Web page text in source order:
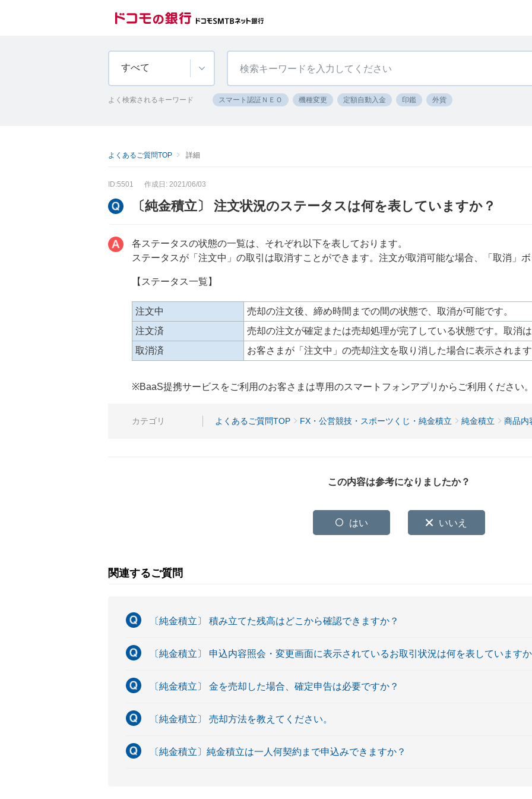
すべて
よく検索されるキーワード スマート認証ＮＥＯ 機種変更 定額自動入金 印鑑 外貨
よくあるご質問TOP 詳細
ID:5501 作成日: 2021/06/03
〔純金積立〕 注文状況のステータスは何を表していますか？
各ステータスの状態の一覧は、それぞれ以下を表しております。
ステータスが「注文中」の取引は取消すことができます。注文が取消可能な場合、「取消」ボ
【ステータス一覧】
注文中
売却の注文後、締め時間までの間の状態で、取消が可能です。
注文済
売却の注文が確定または売却処理が完了している状態です。取消は
取消済
お客さまが「注文中」の売却注文を取り消した場合に表示されます
※BaaS提携サービスをご利用のお客さまは専用のスマートフォンアプリからご利用ください。
カテゴリ よくあるご質問TOP FX・公営競技・スポーツくじ・純金積立 純金積立 商品内
この内容は参考になりましたか？
はい いいえ
関連するご質問
〔純金積立〕 積み立てた残高はどこから確認できますか？
〔純金積立〕 申込内容照会・変更画面に表示されているお取引状況は何を表していますか
〔純金積立〕 金を売却した場合、確定申告は必要ですか？
〔純金積立〕 売却方法を教えてください。
〔純金積立〕純金積立は一人何契約まで申込みできますか？